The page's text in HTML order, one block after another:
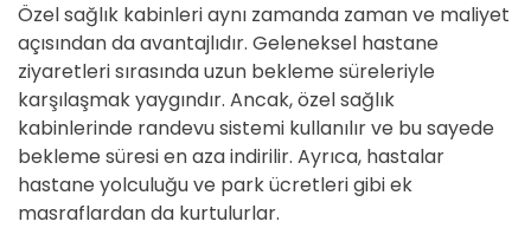
Özel sağlık kabinleri aynı zamanda zaman ve maliyet
açısından da avantajlıdır. Geleneksel hastane
ziyaretleri sırasında uzun bekleme süreleriyle
karşılaşmak yaygındır. Ancak, özel sağlık
kabinlerinde randevu sistemi kullanılır ve bu sayede
bekleme süresi en aza indirilir. Ayrıca, hastalar
hastane yolculuğu ve park ücretleri gibi ek
masraflardan da kurtulurlar.